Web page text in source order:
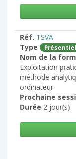
Réf. TSVA
Type
Présentiel
Nom de la
Exploitation
méthode
ordinateur
Prochaine
Durée 2 jour(s)